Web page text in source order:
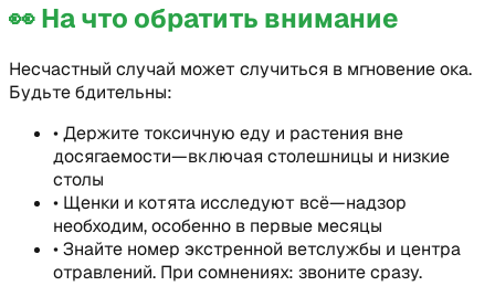
👀На что обратить внимание
Несчастный случай может случиться в мгновение ока.
Будьте бдительны:
•Держите токсичную еду и растения вне
досягаемости—включая столешницы и низкие
столы
• Щенки и котята исследуют всё—надзор
необходим, особенно в первые месяцы
•Знайте номер экстренной ветслужбы и центра
отравлений. При сомнениях: звоните сразу.